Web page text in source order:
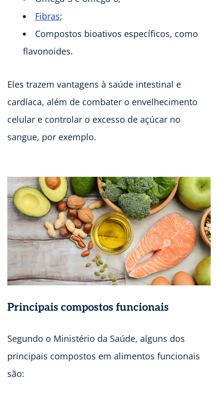
Fibras;
Compostos bioativos específicos, como
flavonoides.
Eles trazem vantagens à saúde intestinal e
cardíaca, além de combater o envelhecimento
celular e controlar o excesso de açúcar no
sangue, por exemplo.
Principais compostos funcionais
Segundo o Ministério da Saúde, alguns dos
principais compostos em alimentos funcionais
são: